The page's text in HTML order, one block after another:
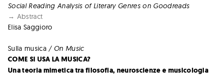
Social Reading Analysis of Literary Genres on Goodreads
→ Abstract
Elisa Saggioro
Sulla musica/ On Music
COME SI USA LA MUSICA?
Una teoria mimetica tra filosofia, neuroscienze e musicologia